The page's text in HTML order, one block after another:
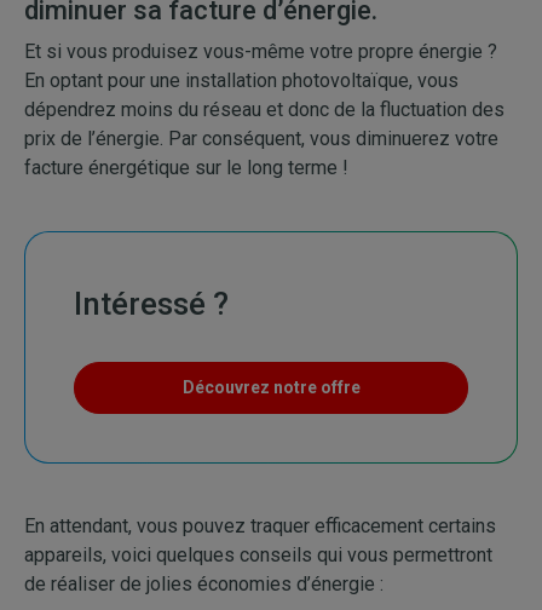
diminuer sa facture d’énergie.
Et si vous produisez vous-même votre propre énergie ?
En optant pour une installation photovoltaïque, vous
dépendrez moins du réseau et donc de la fluctuation des
prix de l’énergie. Par conséquent, vous diminuerez votre
facture énergétique sur le long terme !
Intéressé ?
Découvrez notre offre
En attendant, vous pouvez traquer efficacement certains
appareils, voici quelques conseils qui vous permettront
de réaliser de jolies économies d’énergie :